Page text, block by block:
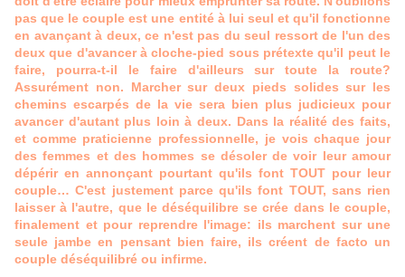
pas que le couple est une entité à lui seul et qu'il fonctionne
en avançant à deux, ce n'est pas du seul ressort de l'un des
deux que d'avancer à cloche-pied sous prétexte qu'il peut le
faire, pourra-t-il le faire d'ailleurs sur toute la route?
Assurément non. Marcher sur deux pieds solides sur les
chemins escarpés de la vie sera bien plus judicieux pour
avancer d'autant plus loin à deux. Dans la réalité des faits,
et comme praticienne professionnelle, je vois chaque jour
des femmes et des hommes se désoler de voir leur amour
dépérir en annonçant pourtant qu'ils font TOUT pour leur
couple… C'est justement parce qu'ils font TOUT, sans rien
laisser à l'autre, que le déséquilibre se crée dans le couple,
finalement et pour reprendre l'image: ils marchent sur une
seule jambe en pensant bien faire, ils créent de facto un
couple déséquilibré ou infirme.